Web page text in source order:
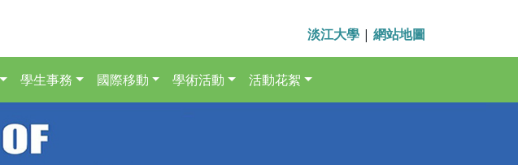
淡江大學 | 網站地圖
學生事務 國際移動 學術活動 活動花絮